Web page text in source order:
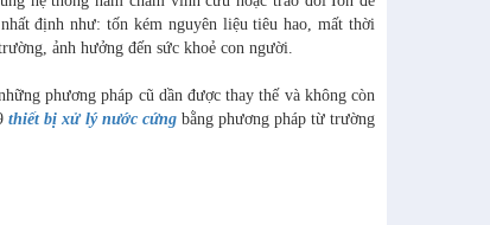
định như: tốn kém nguyên liệu tiêu hao, mất thời
ảnh hưởng đến sức khoẻ con người.
phương pháp cũ dần được thay thế và không còn
thiết bị xử lý nước cứngbằng phương pháp từ trường